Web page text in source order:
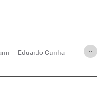
Eduardo Cunha